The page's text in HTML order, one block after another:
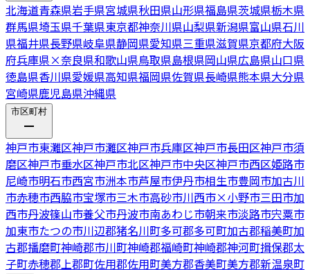
北海道青森県岩手県宮城県秋田県山形県福島県茨城県栃木県
群馬県埼玉県千葉県東京都神奈川県山梨県新潟県富山県石川
県福井県長野県岐阜県静岡県愛知県三重県滋賀県京都府大阪
府兵庫県×奈良県和歌山県鳥取県島根県岡山県広島県山口県
徳島県香川県愛媛県高知県福岡県佐賀県長崎県熊本県大分県
宮崎県鹿児島県沖縄県
市区町村
神戸市東灘区神戸市灘区神戸市兵庫区神戸市長田区神戸市須
磨区神戸市垂水区神戸市北区神戸市中央区神戸市西区姫路市
尼崎市明石市西宮市洲本市芦屋市伊丹市相生市豊岡市加古川
市赤穂市西脇市宝塚市三木市高砂市川西市×小野市三田市加
西市丹波篠山市養父市丹波市南あわじ市朝来市淡路市宍粟市
加東市たつの市川辺郡猪名川町多可郡多可町加古郡稲美町加
古郡播磨町神崎郡市川町神崎郡福崎町神崎郡神河町揖保郡太
子町赤穂郡上郡町佐用郡佐用町美方郡香美町美方郡新温泉町